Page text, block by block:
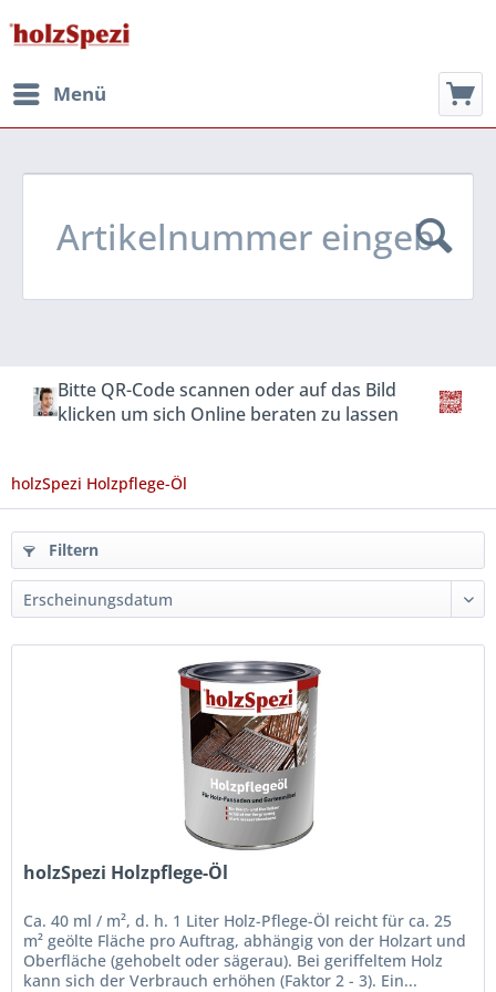
Menü
Bitte QR-Code scannen oder auf das Bild
klicken um sich Online beraten zu lassen
holzSpezi Holzpflege-Öl
Filtern
holzSpezi Holzpflege-Öl
Ca. 40 ml / m², d. h. 1 Liter Holz-Pflege-Öl reicht für ca. 25
m² geölte Fläche pro Auftrag, abhängig von der Holzart und
Oberfläche (gehobelt oder sägerau). Bei geriffeltem Holz
kann sich der Verbrauch erhöhen (Faktor 2 - 3). Ein...